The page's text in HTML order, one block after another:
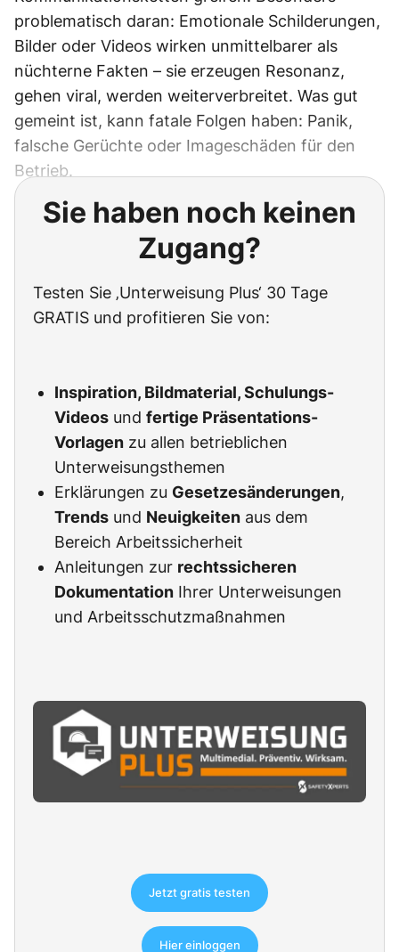
problematisch daran: Emotionale Schilderungen,
Bilder oder Videos wirken unmittelbarer als
nüchterne Fakten – sie erzeugen Resonanz,
gehen viral, werden weiterverbreitet. Was gut
gemeint ist, kann fatale Folgen haben: Panik,
falsche Gerüchte oder Imageschäden für den
Betrieb.
Sie haben noch keinen
Zugang?
Testen Sie ‚Unterweisung Plus‘ 30 Tage
GRATIS und profitieren Sie von:
Inspiration, Bildmaterial, Schulungs-
Videos und fertige Präsentations-
Vorlagen zu allen betrieblichen
Unterweisungsthemen
Erklärungen zu Gesetzesänderungen,
Trends und Neuigkeiten aus dem
Bereich Arbeitssicherheit
Anleitungen zur rechtssicheren
Dokumentation Ihrer Unterweisungen
und Arbeitsschutzmaßnahmen
Jetzt gratis testen
Hier einloggen